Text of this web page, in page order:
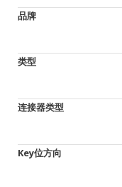
品牌
类型
连接器类型
Key位方向